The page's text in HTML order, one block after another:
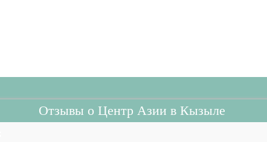
Отзывы о Центр Азии в Кызыле